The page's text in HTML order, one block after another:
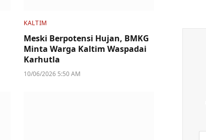
KALTIM
Meski Berpotensi Hujan, BMKG
Minta Warga Kaltim Waspadai
Karhutla
10/06/2026 5:50 AM